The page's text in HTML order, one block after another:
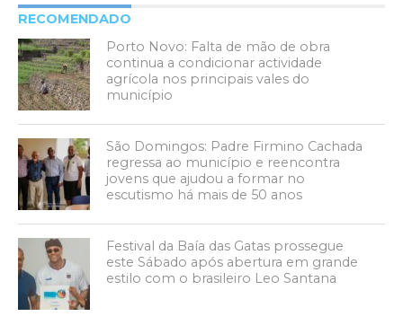
RECOMENDADO
Porto Novo: Falta de mão de obra
continua a condicionar actividade
agrícola nos principais vales do
município
São Domingos: Padre Firmino Cachada
regressa ao município e reencontra
jovens que ajudou a formar no
escutismo há mais de 50 anos
Festival da Baía das Gatas prossegue
este Sábado após abertura em grande
estilo com o brasileiro Leo Santana